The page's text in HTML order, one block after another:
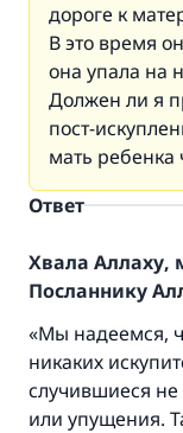
дороге к
В это время
она упала на
Должен ли я
пост-
мать ребенка
Ответ
Хвала Аллаху,
Посланнику
«Мы надеемся,
никаких
случившиеся не
или упущения.
Ответ №